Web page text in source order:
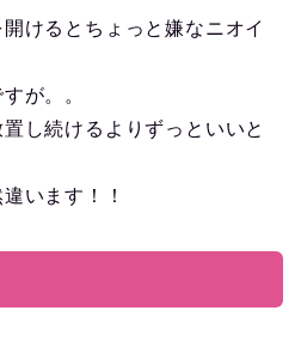
けるとちょっと嫌なニオイ
が。。
し続けるよりずっといいと
います！！